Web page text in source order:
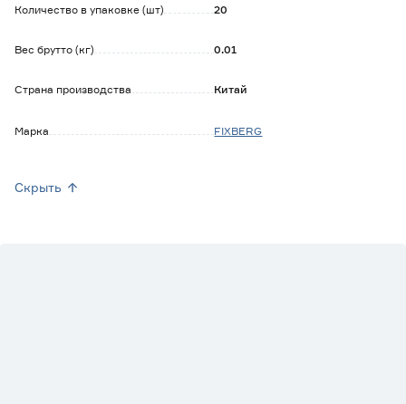
Количество в упаковке (шт) 20
Вес брутто (кг) 0.01
Страна производства Китай
Марка FIXBERG
Скрыть